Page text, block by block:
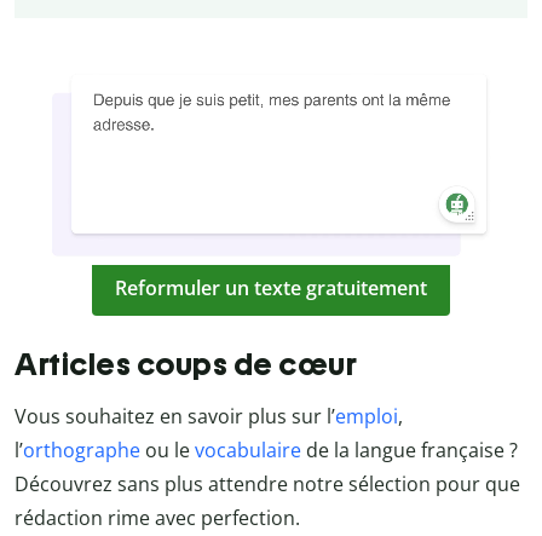
Reformuler un texte gratuitement
Articles coups de cœur
Vous souhaitez en savoir plus sur l’emploi,
l’orthographe ou levocabulaire de la langue française ?
Découvrez sans plus attendre notre sélection pour que
rédaction rime avec perfection.